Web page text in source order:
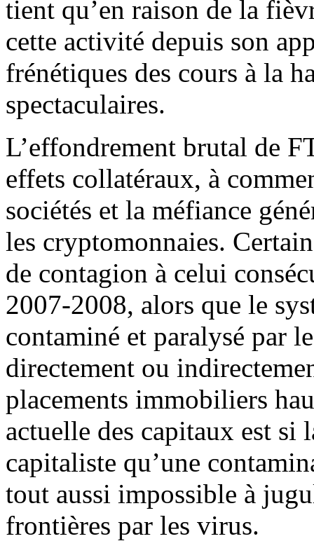
tient qu’en raison de la
cette activité depuis son
frénétiques des cours à la
spectaculaires.
L’effondrement brutal de
effets collatéraux, à
sociétés et la méfiance
les cryptomonnaies.
de contagion à celui
2007-2008, alors que le
contaminé et paralysé par
directement ou
placements immobiliers
actuelle des capitaux est si
capitaliste qu’une
tout aussi impossible à
frontières par les virus.